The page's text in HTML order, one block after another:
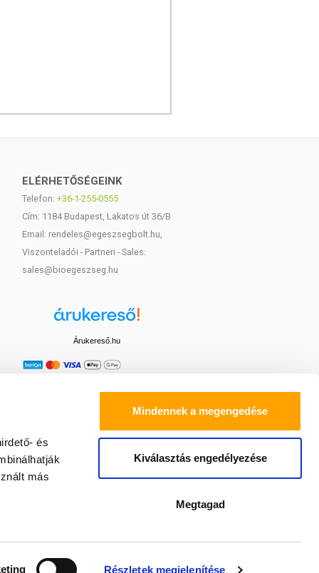
és
más
Részletek megjelenítése
Mindennek a megengedése
Kiválasztás engedélyezése
Megtagad
ELÉRHETŐSÉGEINK
Telefon: +36-1-255-0555
Cím: 1184 Budapest, Lakatos út 36/B
Email: rendeles@egeszsegbolt.hu,
Viszonteladói - Partneri - Sales:
sales@bioegeszseg.hu
Árukereső.hu